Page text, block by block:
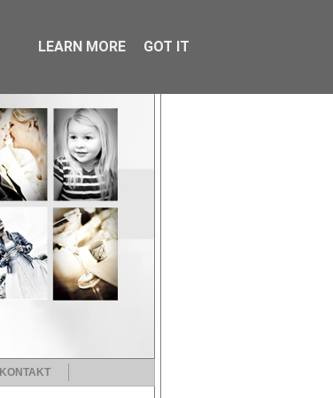
KONTAKT
LEARN MORE GOT IT